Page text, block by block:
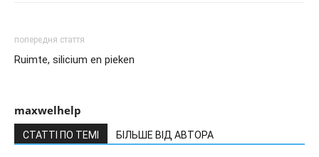
попередня стаття
Ruimte, silicium en pieken
maxwelhelp
СТАТТІ ПО ТЕМІ БІЛЬШЕ ВІД АВТОРА